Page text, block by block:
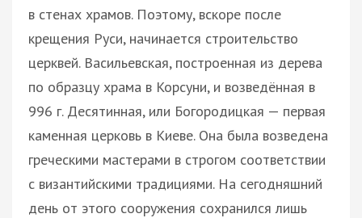
в стенах храмов. Поэтому, вскоре после
крещения Руси, начинается строительство
церквей. Васильевская, построенная из дерева
по образцу храма в Корсуни, и возведённая в
996 г. Десятинная, или Богородицкая — первая
каменная церковь в Киеве. Она была возведена
греческими мастерами в строгом соответствии
с византийскими традициями. На сегодняшний
день от этого сооружения сохранился лишь